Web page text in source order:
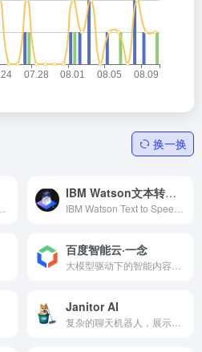
换一换
IBM Watson文本转语音
百度智能云·一念
Janitor AI